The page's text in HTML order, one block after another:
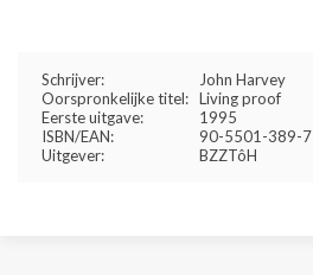
Schrijver:
John Harvey
Oorspronkelijke titel: Living proof
Eerste uitgave:
1995
ISBN/EAN:
90-5501-389-7
Uitgever:
BZZTôH